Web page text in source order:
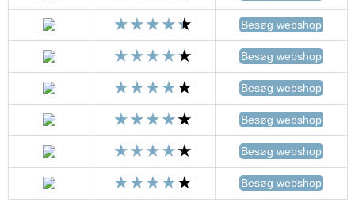
Besøg webshop
Besøg webshop
Besøg webshop
Besøg webshop
Besøg webshop
Besøg webshop